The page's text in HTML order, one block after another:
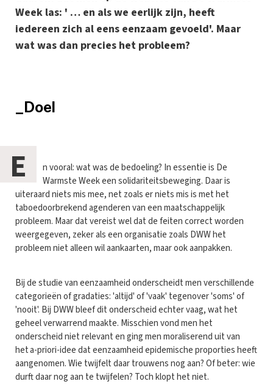
Week las: ' … en als we eerlijk zijn, heeft
iedereen zich al eens eenzaam gevoeld'. Maar
wat was dan precies het probleem?
_Doel
E
n vooral: wat was de bedoeling? In essentie is De
Warmste Week een solidariteitsbeweging. Daar is
uiteraard niets mis mee, net zoals er niets mis is met het
taboedoorbrekend agenderen van een maatschappelijk
probleem. Maar dat vereist wel dat de feiten correct worden
weergegeven, zeker als een organisatie zoals DWW het
probleem niet alleen wil aankaarten, maar ook aanpakken.
Bij de studie van eenzaamheid onderscheidt men verschillende
categorieën of gradaties: 'altijd' of 'vaak' tegenover 'soms' of
'nooit'. Bij DWW bleef dit onderscheid echter vaag, wat het
geheel verwarrend maakte. Misschien vond men het
onderscheid niet relevant en ging men moraliserend uit van
het a-priori-idee dat eenzaamheid epidemische proporties heeft
aangenomen. Wie twijfelt daar trouwens nog aan? Of beter: wie
durft daar nog aan te twijfelen? Toch klopt het niet.